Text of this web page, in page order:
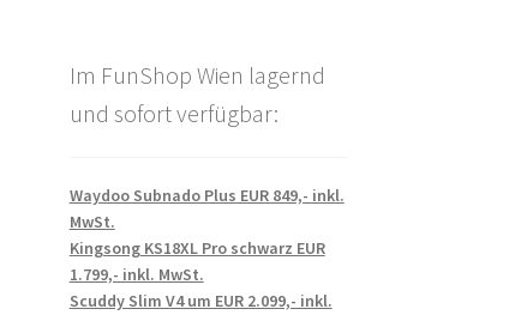
Im FunShop Wien lagernd
und sofort verfügbar:
Waydoo Subnado Plus EUR 849,- inkl.
MwSt.
Kingsong KS18XL Pro schwarz EUR
1.799,- inkl. MwSt.
Scuddy Slim V4 um EUR 2.099,- inkl.